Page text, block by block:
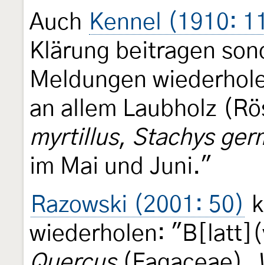
Auch Kennel (1910:
Klärung beitragen
Meldungen
an allem Laubholz
myrtillus, Stachys
im Mai und Juni."
Razowski (2001: 50)
wiederholen: